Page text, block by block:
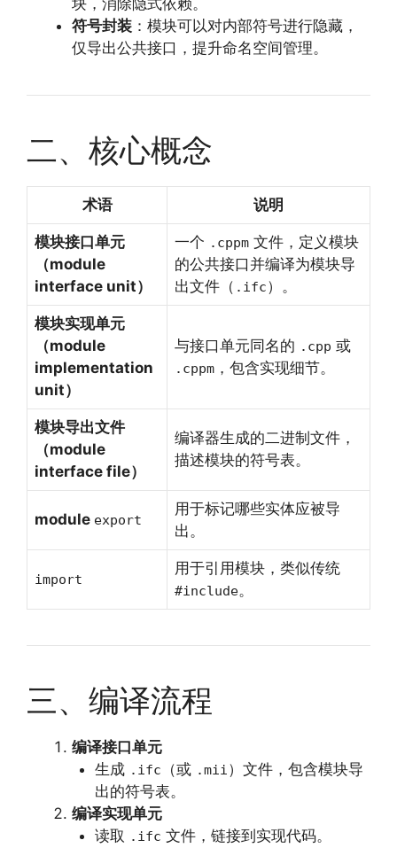
块，消除隐式依赖。
符号封装 ：模块可以对内部符号进行隐藏，
仅导出公共接口，提升命名空间管理。
二、核心概念
术语 说明
模块接口单元
（module
interface unit）
一个 .cppm 文件，定义模块
的公共接口并编译为模块导
出文件（ .ifc）。
模块实现单元
（module
implementation
unit）
与接口单元同名的 .cpp 或
.cppm ，包含实现细节。
模块导出文件
（module
interface file）
编译器生成的二进制文件，
描述模块的符号表。
module export
用于标记哪些实体应被导
出。
import
用于引用模块，类似传统
#include。
三、编译流程
编译接口单元
生成 .ifc （或 .mii）文件，包含模块导
出的符号表。
编译实现单元
读取 .ifc 文件，链接到实现代码。